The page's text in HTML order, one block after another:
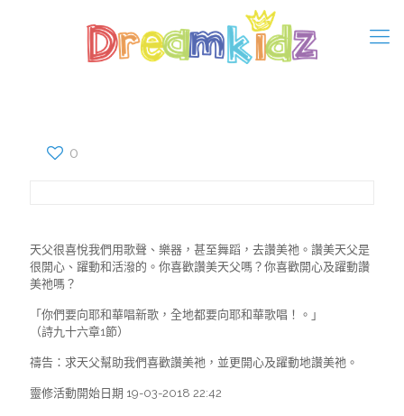
0
天父很喜悅我們用歌聲、樂器，甚至舞蹈，去讚美祂。讚美天父是
很開心、躍動和活潑的。你喜歡讚美天父嗎？你喜歡開心及躍動讚
美祂嗎？
「你們要向耶和華唱新歌，全地都要向耶和華歌唱！。」
（詩九十六章1節）
禱告：求天父幫助我們喜歡讚美祂，並更開心及躍動地讚美祂。
靈修活動開始日期 19-03-2018 22:42